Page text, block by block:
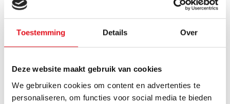
Toestemming Details Over
Deze website maakt gebruik van cookies
We gebruiken cookies om content en advertenties te
personaliseren, om functies voor social media te bieden
Reviews
Schrijf een review